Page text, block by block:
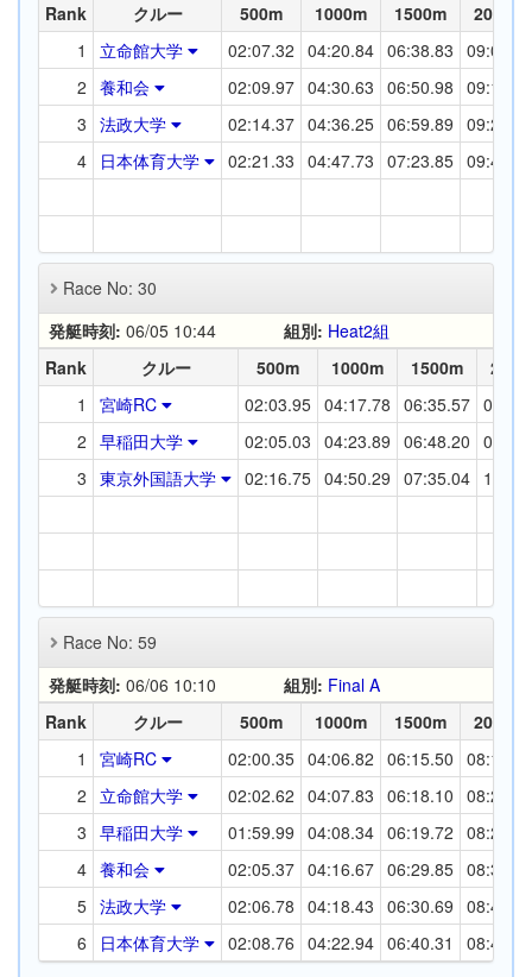
Rank
クルー 500m 1000m 1500m
2000m
1
立命館大学 02:07.32 04:20.84 06:38.83 09:00.81
2 養和会 02:09.97 04:30.63 06:50.98 09:14.56
3 法政大学 02:14.37 04:36.25 06:59.89 09:24.44
4
日本体育大学 02:21.33 04:47.73 07:23.85 09:48.30
Race No: 30
発艇時刻: 06/05 10:44 組別: Heat2組
Rank
クルー 500m 1000m 1500m
1
宮崎RC 02:03.95 04:17.78 06:35.57
2 早稲田大学 02:05.03 04:23.89 06:48.20
3 東京外国語大学 02:16.75 04:50.29 07:35.04
Race No: 59
発艇時刻: 06/06 10:10 組別: Final A
Rank
クルー 500m 1000m 1500m
2000m
1
宮崎RC 02:00.35 04:06.82 06:15.50 08:19.15
2
立命館大学 02:02.62 04:07.83 06:18.10 08:25.86
3 早稲田大学 01:59.99 04:08.34 06:19.72 08:28.02
4 養和会 02:05.37 04:16.67 06:29.85 08:37.52
5 法政大学 02:06.78 04:18.43 06:30.69 08:41.44
6
日本体育大学 02:08.76 04:22.94 06:40.31 08:47.87